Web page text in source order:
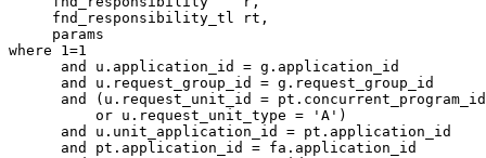
     fnd_responsibility_tl rt,
     params
where 1=1
      and u.application_id = g.application_id
      and u.request_group_id = g.request_group_id
      and (u.request_unit_id = pt.concurrent_program_id
          or u.request_unit_type = 'A')
      and u.unit_application_id = pt.application_id
      and pt.application_id = fa.application_id